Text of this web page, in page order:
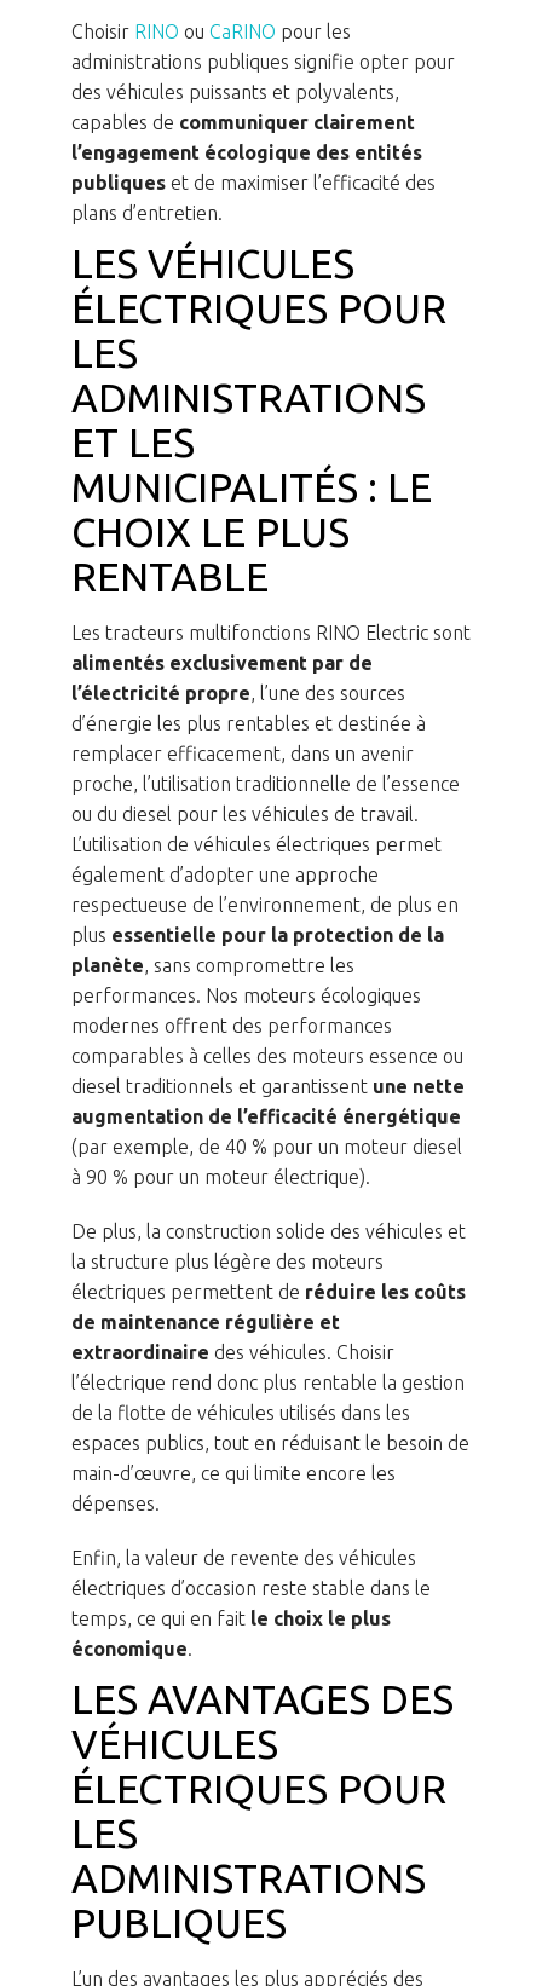
Choisir RINO ou CaRINO pour les
administrations publiques signifie opter pour
des véhicules puissants et polyvalents,
capables de communiquer clairement
l’engagement écologique des entités
publiques et de maximiser l’efficacité des
plans d’entretien.
LES VÉHICULES
ÉLECTRIQUES POUR
LES
ADMINISTRATIONS
ET LES
MUNICIPALITÉS : LE
CHOIX LE PLUS
RENTABLE
Les tracteurs multifonctions RINO Electric sont
alimentés exclusivement par de
l’électricité propre, l’une des sources
d’énergie les plus rentables et destinée à
remplacer efficacement, dans un avenir
proche, l’utilisation traditionnelle de l’essence
ou du diesel pour les véhicules de travail.
L’utilisation de véhicules électriques permet
également d’adopter une approche
respectueuse de l’environnement, de plus en
plus essentielle pour la protection de la
planète, sans compromettre les
performances. Nos moteurs écologiques
modernes offrent des performances
comparables à celles des moteurs essence ou
diesel traditionnels et garantissent une nette
augmentation de l’efficacité énergétique
(par exemple, de 40 % pour un moteur diesel
à 90 % pour un moteur électrique).
De plus, la construction solide des véhicules et
la structure plus légère des moteurs
électriques permettent de réduire les coûts
de maintenance régulière et
extraordinaire des véhicules. Choisir
l’électrique rend donc plus rentable la gestion
de la flotte de véhicules utilisés dans les
espaces publics, tout en réduisant le besoin de
main-d’œuvre, ce qui limite encore les
dépenses.
Enfin, la valeur de revente des véhicules
électriques d’occasion reste stable dans le
temps, ce qui en fait le choix le plus
économique.
LES AVANTAGES DES
VÉHICULES
ÉLECTRIQUES POUR
LES
ADMINISTRATIONS
PUBLIQUES
L’un des avantages les plus appréciés des